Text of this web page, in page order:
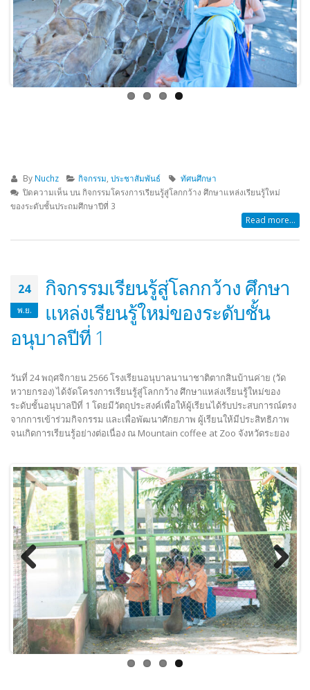
Previous Next
By Nuchz กิจกรรม ,ประชาสัมพันธ์
ทัศนศึกษา
ปิดความเห็นบน กิจกรรมโครงการเรียนรู้สู่โลกกว้าง ศึกษาแหล่งเรียนรู้ใหม่
ของระดับชั้นประถมศึกษาปีที่ 3
Read more...
24
พ.ย.
กิจกรรมเรียนรู้สู่โลกกว้าง ศึกษา
แหล่งเรียนรู้ใหม่ของระดับชั้น
อนุบาลปีที่ 1
วันที่ 24 พฤศจิกายน 2566 โรงเรียนอนุบาลนานาชาติตากสินบ้านค่าย (วัด
หวายกรอง) ได้จัดโครงการเรียนรู้สู่โลกกว้าง ศึกษาแหล่งเรียนรู้ใหม่ของ
ระดับชั้นอนุบาลปีที่ 1 โดยมีวัตถุประสงค์เพื่อให้ผู้เรียนได้รับประสบการณ์ตรง
จากการเข้าร่วมกิจกรรม และเพื่อพัฒนาศักยภาพ ผู้เรียนให้มีประสิทธิภาพ
จนเกิดการเรียนรู้อย่างต่อเนื่อง ณ Mountain coffee at Zoo จังหวัดระยอง
Previous Next